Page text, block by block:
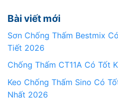
Bài viết mới
Sơn Chống Thấm Bestmix
Tiết 2026
Chống Thấm CT11A Có Tốt
Keo Chống Thấm Sino Có
Nhất 2026